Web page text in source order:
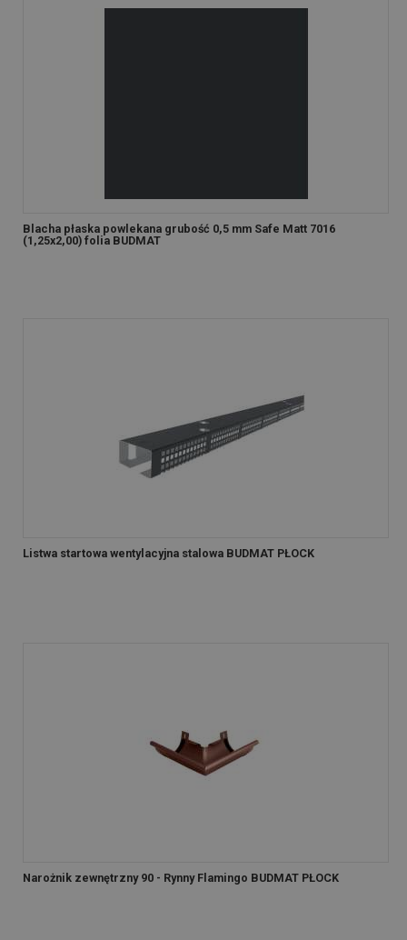
Blacha płaska powlekana grubość 0,5 mm Safe Matt 7016
(1,25x2,00) folia BUDMAT
Listwa startowa wentylacyjna stalowa BUDMAT PŁOCK
Narożnik zewnętrzny 90 - Rynny Flamingo BUDMAT PŁOCK